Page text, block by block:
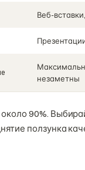
Веб-
незаметны
90%.
ползунка